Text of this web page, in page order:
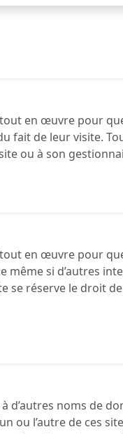
en œuvre pour
fait de leur visite.
ou à son
en œuvre pour
même si d’autres
se réserve le droit
d’autres noms de
ou l’autre de ces